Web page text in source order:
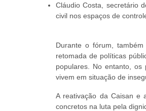
Cláudio Costa, secretário
civil nos espaços de
Durante o fórum,
retomada de políticas
populares. No entanto,
vivem em situação de
A reativação da Caisan e
concretos na luta pela